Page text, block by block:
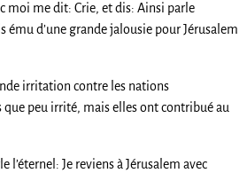
moi me dit: Crie, et dis: Ainsi parle
ému d’une grande jalousie pour Jérusalem
irritation contre les nations
que peu irrité, mais elles ont contribué au
l’éternel: Je reviens à Jérusalem avec